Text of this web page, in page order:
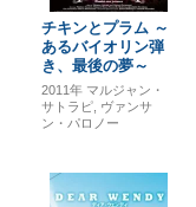
チキンとプラム ～
あるバイオリン弾
き、最後の夢～
2011年 マルジャン・
サトラピ ヴァンサ
ン・パロノー